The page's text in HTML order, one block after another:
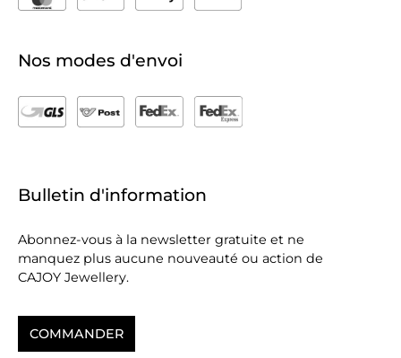
Nos modes d'envoi
Bulletin d'information
Abonnez-vous à la newsletter gratuite et ne
manquez plus aucune nouveauté ou action de
CAJOY Jewellery.
COMMANDER